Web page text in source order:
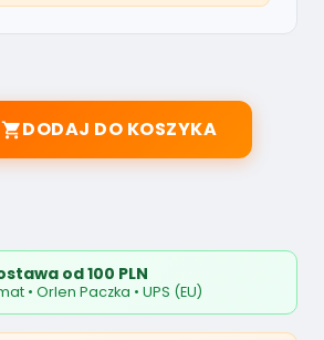
DODAJ DO KOSZYKA
od 100 PLN
• Orlen Paczka • UPS (EU)